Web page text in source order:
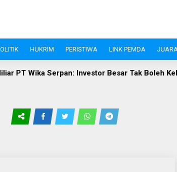
HUKRIM PERISTIWA LINK PEMDA
Wika Serpan: Investor Besar Tak Boleh Kebal